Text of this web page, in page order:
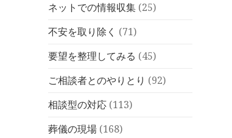
ネットでの情報収集 (25)
不安を取り除く (71)
要望を整理してみる (45)
ご相談者とのやりとり (92)
相談型の対応 (113)
葬儀の現場 (168)